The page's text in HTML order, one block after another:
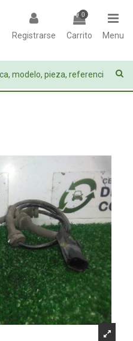
Registrarse
0
Carrito Menu